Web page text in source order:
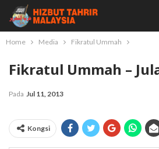
Home Media Fikratul Ummah
Fikratul Ummah –
Pada Jul 11, 2013
Kongsi